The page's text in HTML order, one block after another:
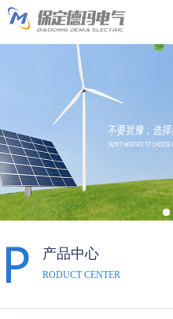
产品中心
RODUCT CENTER